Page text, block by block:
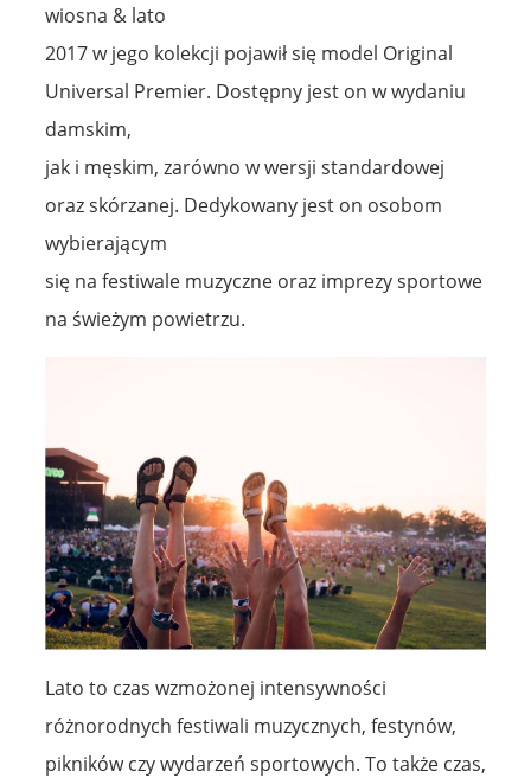
wiosna & lato
2017 w jego kolekcji pojawił się model Original
Universal Premier. Dostępny jest on w wydaniu
damskim,
jak i męskim, zarówno w wersji standardowej
oraz skórzanej. Dedykowany jest on osobom
wybierającym
się na festiwale muzyczne oraz imprezy sportowe
na świeżym powietrzu.
Lato to czas wzmożonej intensywności
różnorodnych festiwali muzycznych, festynów,
pikników czy wydarzeń sportowych. To także czas,